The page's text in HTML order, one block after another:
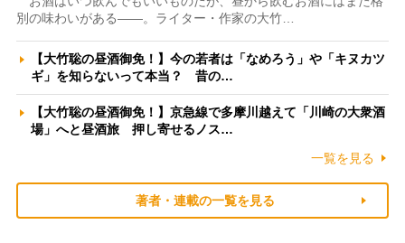
別の味わいがある――。ライター・作家の大竹…
【大竹聡の昼酒御免！】今の若者は「なめろう」や「キヌカツ
ギ」を知らないって本当？ 昔の…
【大竹聡の昼酒御免！】京急線で多摩川越えて「川崎の大衆酒
場」へと昼酒旅 押し寄せるノス…
一覧を見る
著者・連載の一覧を見る